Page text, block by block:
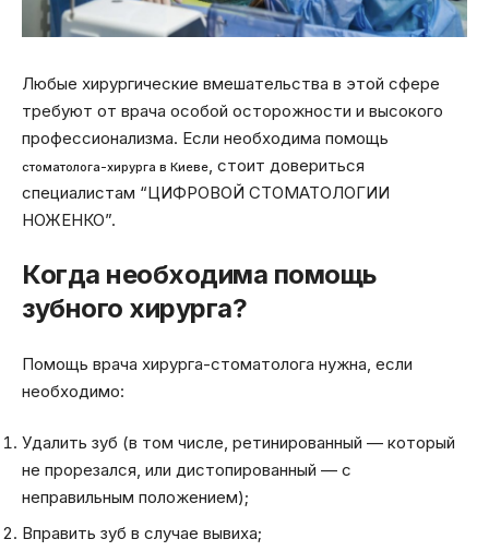
Любые хирургические вмешательства в этой сфере
требуют от врача особой осторожности и высокого
профессионализма. Если необходима помощь
стоматолога-хирурга в Киеве, стоит довериться
специалистам “ЦИФРОВОЙ СТОМАТОЛОГИИ
НОЖЕНКО”.
Когда необходима помощь
зубного хирурга?
Помощь врача хирурга-стоматолога нужна, если
необходимо:
Удалить зуб (в том числе, ретинированный — который
не прорезался, или дистопированный — с
неправильным положением);
Вправить зуб в случае вывиха;